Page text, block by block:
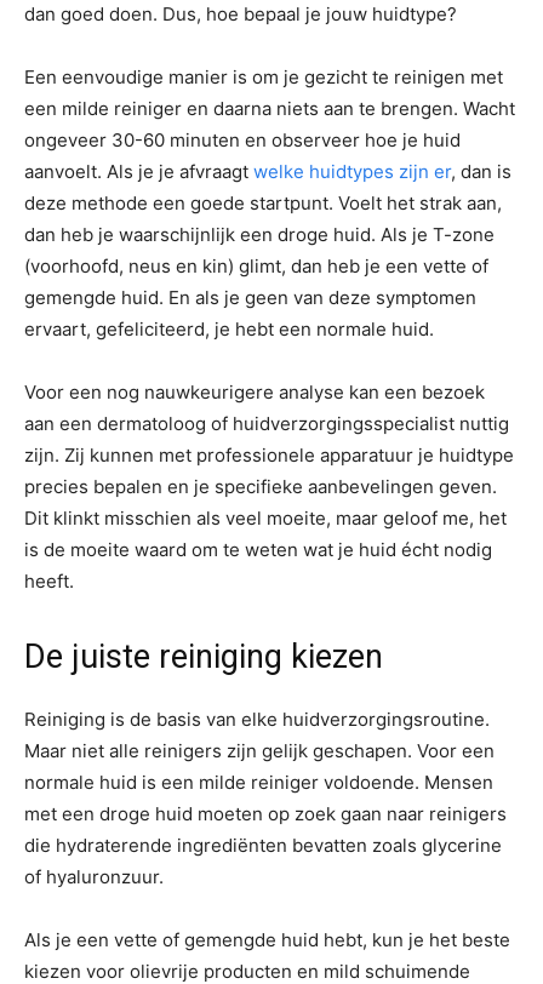
dan goed doen. Dus, hoe bepaal je jouw huidtype?
Een eenvoudige manier is om je gezicht te reinigen met
een milde reiniger en daarna niets aan te brengen. Wacht
ongeveer 30-60 minuten en observeer hoe je huid
aanvoelt. Als je je afvraagt welke huidtypes zijn er, dan is
deze methode een goede startpunt. Voelt het strak aan,
dan heb je waarschijnlijk een droge huid. Als je T-zone
(voorhoofd, neus en kin) glimt, dan heb je een vette of
gemengde huid. En als je geen van deze symptomen
ervaart, gefeliciteerd, je hebt een normale huid.
Voor een nog nauwkeurigere analyse kan een bezoek
aan een dermatoloog of huidverzorgingsspecialist nuttig
zijn. Zij kunnen met professionele apparatuur je huidtype
precies bepalen en je specifieke aanbevelingen geven.
Dit klinkt misschien als veel moeite, maar geloof me, het
is de moeite waard om te weten wat je huid écht nodig
heeft.
De juiste reiniging kiezen
Reiniging is de basis van elke huidverzorgingsroutine.
Maar niet alle reinigers zijn gelijk geschapen. Voor een
normale huid is een milde reiniger voldoende. Mensen
met een droge huid moeten op zoek gaan naar reinigers
die hydraterende ingrediënten bevatten zoals glycerine
of hyaluronzuur.
Als je een vette of gemengde huid hebt, kun je het beste
kiezen voor olievrije producten en mild schuimende